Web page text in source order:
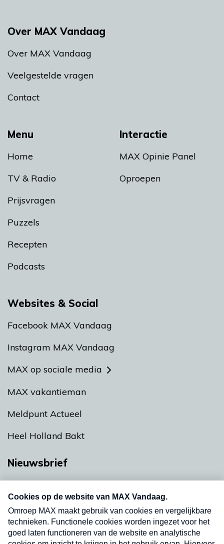
Menu
Home
TV & Radio
Prijsvragen
Puzzels
Recepten
Podcasts
Interactie
MAX Opinie Panel
Oproepen
Over MAX Vandaag
Over MAX Vandaag
Veelgestelde vragen
Contact
Websites & Social
Facebook MAX Vandaag
Instagram MAX Vandaag
MAX op sociale media
MAX vakantieman
Meldpunt Actueel
Heel Holland Bakt
Nieuwsbrief
nieuwsbrief. Elke vrijdag- en dinsdagochtend in
uw mailbox.
Verzend